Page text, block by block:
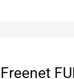
Freenet